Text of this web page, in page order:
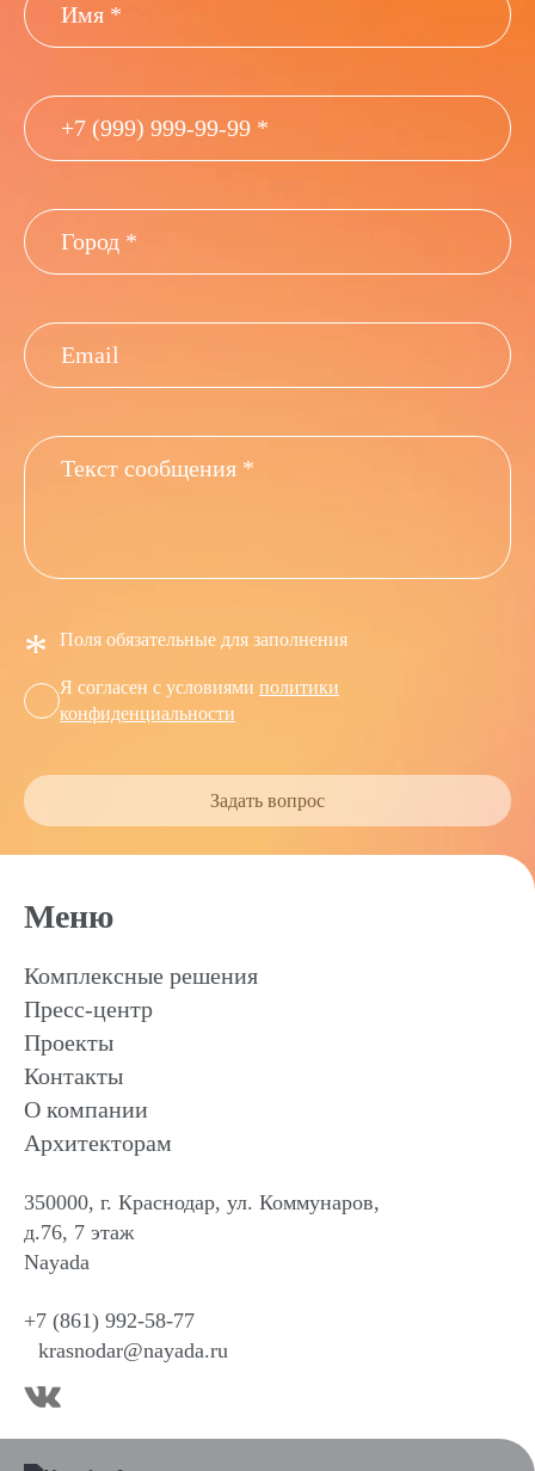
Задать вопрос
* Поля обязательные для заполнения
Я согласен с условиями политики
конфиденциальности
Меню
Комплексные решения
Пресс-центр
Проекты
Контакты
О компании
Архитекторам
350000, г. Краснодар, ул. Коммунаров,
д.76, 7 этаж
Nayada
+7 (861) 992-58-77
krasnodar@nayada.ru